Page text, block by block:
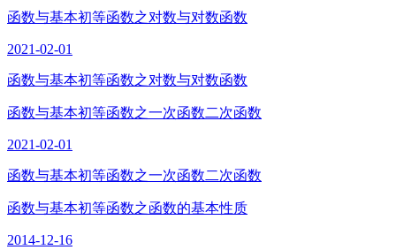
函数与基本初等函数之对数与对数函数
2021-02-01
函数与基本初等函数之对数与对数函数
函数与基本初等函数之一次函数二次函数
2021-02-01
函数与基本初等函数之一次函数二次函数
函数与基本初等函数之函数的基本性质
2014-12-16